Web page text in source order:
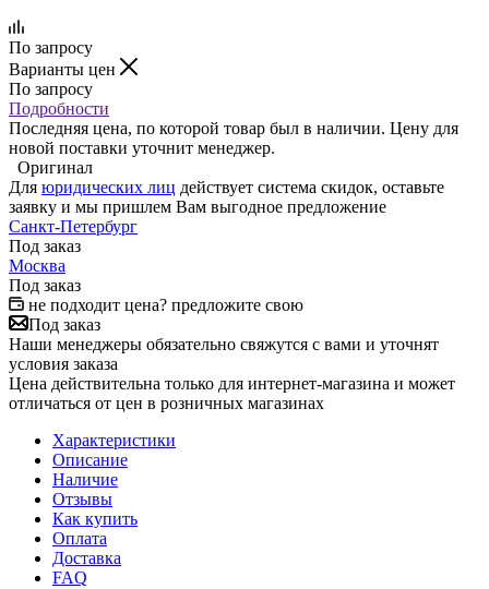
По запросу
Варианты цен
По запросу
Подробности
Последняя цена, по которой товар был в наличии. Цену для
новой поставки уточнит менеджер.
Оригинал
Для юридических лиц действует система скидок, оставьте
заявку и мы пришлем Вам выгодное предложение
Санкт-Петербург
Под заказ
Москва
Под заказ
не подходит цена? предложите свою
Под заказ
Наши менеджеры обязательно свяжутся с вами и уточнят
условия заказа
Цена действительна только для интернет-магазина и может
отличаться от цен в розничных магазинах
Характеристики
Описание
Наличие
Отзывы
Как купить
Оплата
Доставка
FAQ